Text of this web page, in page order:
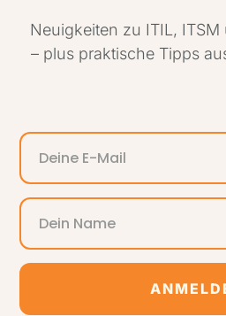
Neuigkeiten zu ITIL,
– plus praktische Tipps